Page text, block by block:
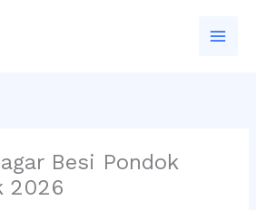
Besi Pondok
2026